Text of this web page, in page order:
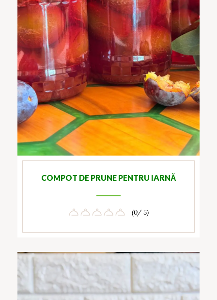
COMPOT DE PRUNE PENTRU IARNĂ
(0/ 5)